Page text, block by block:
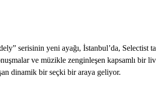
serisinin yeni ayağı, İstanbul’da,
ve müzikle zenginleşen kapsamlı bir
dinamik bir seçki bir araya geliyor.